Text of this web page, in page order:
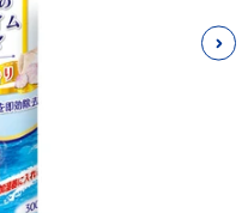
次